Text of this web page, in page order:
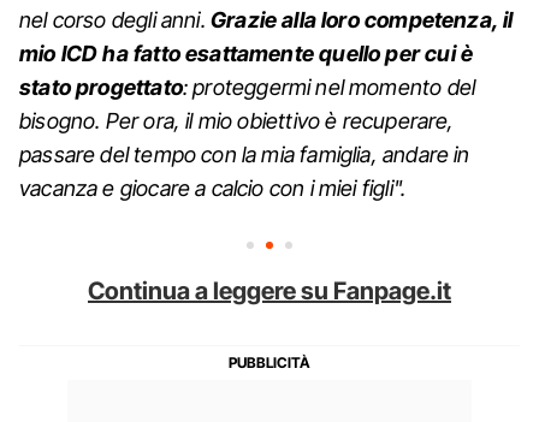
nel corso degli anni. Grazie alla loro competenza, il
mio ICD ha fatto esattamente quello per cui è
stato progettato: proteggermi nel momento del
bisogno. Per ora, il mio obiettivo è recuperare,
passare del tempo con la mia famiglia, andare in
vacanza e giocare a calcio con i miei figli".
Continua a leggere su Fanpage.it